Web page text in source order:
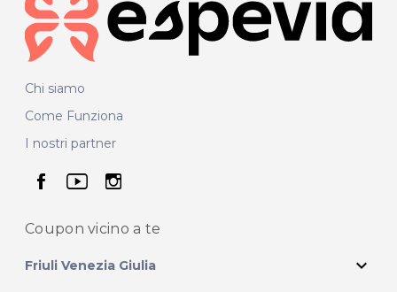
Chi siamo
Come Funziona
I nostri partner
seguici su facebook
seguici su youtube
seguici su instagram
Coupon vicino a te
Friuli Venezia Giulia expand_more